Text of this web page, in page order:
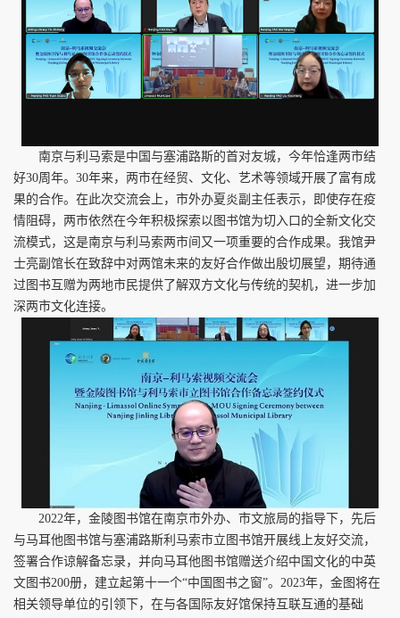
南京与利马索是中国与塞浦路斯的首对友城，今年恰逢两市结
好30周年。30年来，两市在经贸、文化、艺术等领域开展了富有成
果的合作。在此次交流会上，市外办夏炎副主任表示，即使存在疫
情阻碍，两市依然在今年积极探索以图书馆为切入口的全新文化交
流模式，这是南京与利马索两市间又一项重要的合作成果。我馆尹
士亮副馆长在致辞中对两馆未来的友好合作做出殷切展望，期待通
过图书互赠为两地市民提供了解双方文化与传统的契机，进一步加
深两市文化连接。
2022年，金陵图书馆在南京市外办、市文旅局的指导下，先后
与马耳他图书馆与塞浦路斯利马索市立图书馆开展线上友好交流，
签署合作谅解备忘录，并向马耳他图书馆赠送介绍中国文化的中英
文图书200册，建立起第十一个“中国图书之窗”。2023年，金图将在
相关领导单位的引领下，在与各国际友好馆保持互联互通的基础